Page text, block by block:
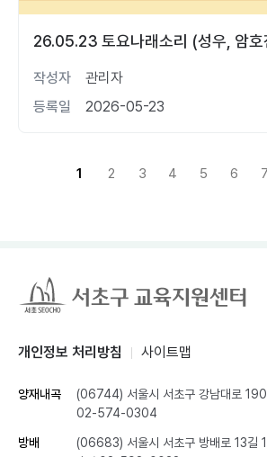
26.05.23 토요나래소리 (성우, 암호
작성자
관리자
등록일
2026-05-23
1 2 3 4 5 6 7
개인정보 처리방침 사이트맵
양재내곡 (06744) 서울시 서초구 강남대로 190
02-574-0304
방배
(06683) 서울시 서초구 방배로 13길